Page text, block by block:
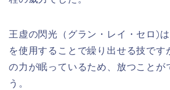
王虚の閃光（グラン・レイ・セロ)
を使用することで繰り出せる技です
の力が眠っているため、放つことが
う。